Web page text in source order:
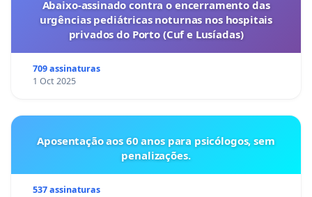
Abaixo-assinado contra o encerramento das
urgências pediátricas noturnas nos hospitais
privados do Porto (Cuf e Lusíadas)
709 assinaturas
1 Oct 2025
Aposentação aos 60 anos para psicólogos, sem
penalizações.
537 assinaturas